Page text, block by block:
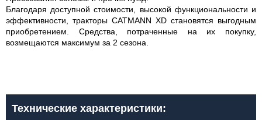
Благодаря доступной стоимости, высокой функциональности и
эффективности, тракторы CATMANN XD становятся выгодным
приобретением. Средства, потраченные на их покупку,
возмещаются максимум за 2 сезона.
Технические характеристики: